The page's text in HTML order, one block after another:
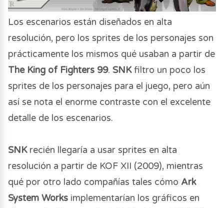
Los escenarios están diseñados en alta
resolución, pero los sprites de los personajes son
prácticamente los mismos qué usaban a partir de
The King of Fighters 99. SNKfiltro un poco los
sprites de los personajes para el juego, pero aún
así se nota el enorme contraste con el excelente
detalle de los escenarios.
SNKrecién llegaría a usar sprites en alta
resolución a partir de KOF XII (2009), mientras
qué por otro lado compañías tales cómo Ark
System Works implementarían los gráficos en